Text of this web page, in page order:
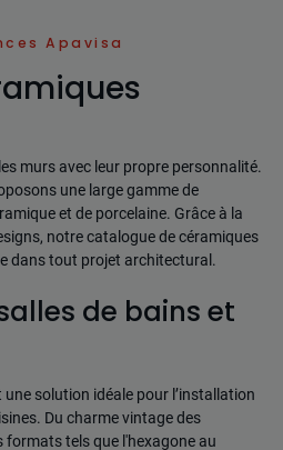
Apavisa
murs avec leur propre personnalité.
une large gamme de
et de porcelaine. Grâce à la
notre catalogue de céramiques
dans tout projet architectural.
de bains et
solution idéale pour l’installation
Du charme vintage des
tels que l'hexagone au